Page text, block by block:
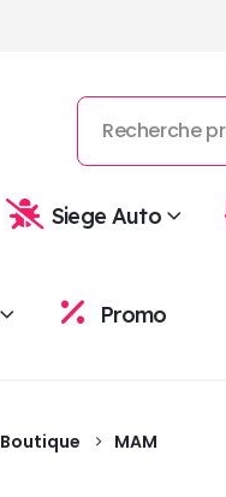
Siege Auto
Promo
Boutique MAM